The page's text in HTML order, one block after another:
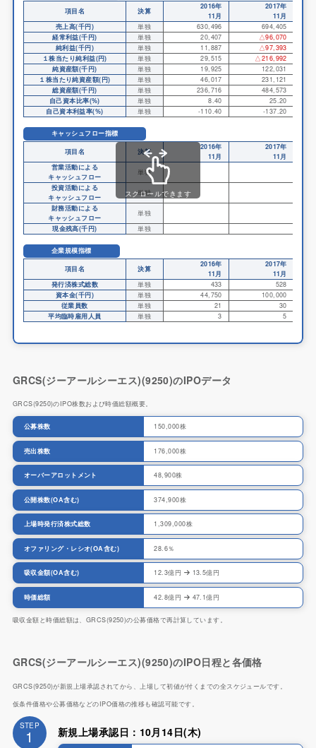
項目名
決算
2016年
11月
2017年
11月
売上高(千円)
単独 630,496
694,405
経常利益(千円)
単独 20,407
△96,070
純利益(千円)
単独 11,887
△97,393
１株当たり純利益(円)
単独 29,515
△216,992
純資産額(千円)
単独 19,925
122,031
１株当たり純資産額(円)
単独 46,017
231,121
総資産額(千円)
単独 236,716
484,573
自己資本比率(%)
単独 8.40
25.20
自己資本利益率(%)
単独 -110.40 -137.20
キャッシュフロー指標
項目名
決算
2016年
11月
2017年
11月
営業活動による
キャッシュフロー
単独
投資活動による
キャッシュフロー
単独
財務活動による
キャッシュフロー
単独
現金残高(千円)
単独
企業規模指標
項目名
決算
2016年
11月
2017年
11月
発行済株式総数
単独 433
528
資本金(千円)
単独 44,750
100,000
従業員数
単独 21
30
平均臨時雇用人員
単独 3 5
スクロールできます
GRCS(ジーアールシーエス)(9250)のIPOデータ
GRCS(9250)のIPO株数および時価総額概要。
公募株数 150,000株
売出株数 176,000株
オーバーアロットメント 48,900株
公開株数(OA含む) 374,900株
上場時発行済株式総数 1,309,000株
オファリング・レシオ(OA含む) 28.6％
吸収金額(OA含む) 12.3億円 13.5億円
時価総額 42.8億円 47.1億円
吸収金額と時価総額は、GRCS(9250)の公募価格で再計算しています。
GRCS(ジーアールシーエス)(9250)のIPO日程と各価格
GRCS(9250)が新規上場承認されてから、上場して初値が付くまでの全スケジュールです。
仮条件価格や公募価格などのIPO価格の推移も確認可能です。
STEP
1 新規上場承認日：10月14日(木)